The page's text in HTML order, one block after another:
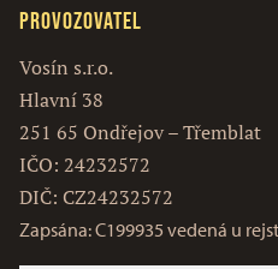
Provozovatel
Vosín s.r.o.
Hlavní 38
251 65 Ondřejov – Třemblat
IČO: 24232572
DIČ: CZ24232572
Zapsána: C199935 vedená u